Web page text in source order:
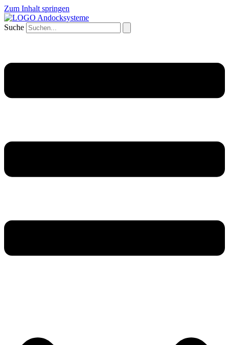
Zum Inhalt springen
Suche